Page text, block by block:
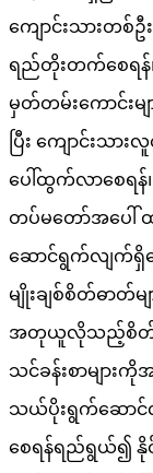
ကျောင်းသားတစ်ဦ
ရည်တိုးတက်စေရန်၊
မှတ်တမ်းကောင်းမ
ပြီး ကျောင်းသာ
ပေါ်ထွက်လာစေရန်
တပ်မတော်အပေါ်
ဆောင်ရွက်လျက်ရှိသ
မျိုးချစ်စိတ်ဓာတ်မ
အတုယူလိုသည့်စိတ်မျာ
သင်ခန်းစာများ
သယ်ပိုးရွက်ဆောင်
စေရန်ရည်ရွယ်၍ နို